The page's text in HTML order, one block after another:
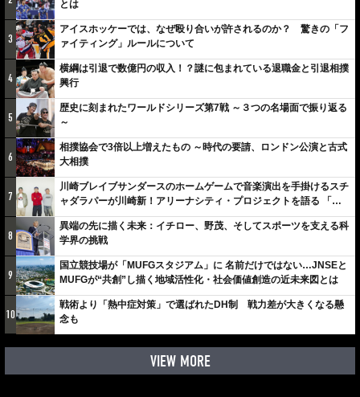
とは
3
アイスホッケーでは、なぜ殴り合いが許されるのか？ 驚きの「フ
ァイティング」ルールについて
4
横綱は引退で数億円の収入！？謎に包まれている退職金と引退相撲
興行
5
歴史に刻まれたワールドシリーズ第7戦 ～３つの名場面で振り返る
～
6
相撲協会で3倍以上増えたもの ～時代の要請、ロンドン公演と古式
大相撲
7
川崎ブレイブサンダースのホームゲームで音楽演出を手掛けるスチ
ャダラパーが川崎新！アリーナシティ・プロジェクトを語る 「楽
しみでしかないでしょ。川崎は、ずっと成長曲線だから」
8
異端の先に描く未来：イチロー、野茂、そしてスポーツを支える科
学界の挑戦
9
国立競技場が「MUFGスタジアム」に 名前だけではない…JNSEと
MUFGが“共創”し描く地域活性化・社会価値創造の近未来図とは
10
戦術より「熱中症対策」で選ばれたDH制 戦力差が大きくなる懸
念も
VIEW MORE